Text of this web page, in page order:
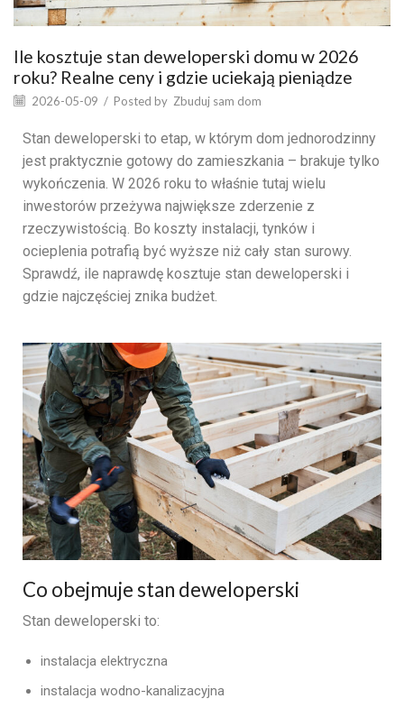
Ile kosztuje stan deweloperski domu w 2026
roku? Realne ceny i gdzie uciekają pieniądze
2026-05-09 / Posted by Zbuduj sam dom
Stan deweloperski to etap, w którym dom jednorodzinny
jest praktycznie gotowy do zamieszkania – brakuje tylko
wykończenia. W 2026 roku to właśnie tutaj wielu
inwestorów przeżywa największe zderzenie z
rzeczywistością. Bo koszty instalacji, tynków i
ocieplenia potrafią być wyższe niż cały stan surowy.
Sprawdź, ile naprawdę kosztuje stan deweloperski i
gdzie najczęściej znika budżet.
Co obejmuje stan deweloperski
Stan deweloperski to:
instalacja elektryczna
instalacja wodno-kanalizacyjna